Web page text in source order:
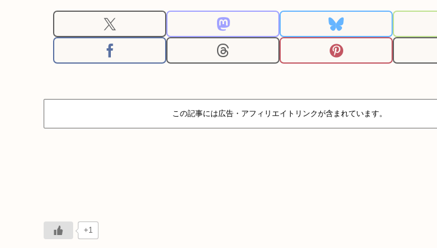
この記事には広告・アフィリエイトリンクが含まれています。
+1